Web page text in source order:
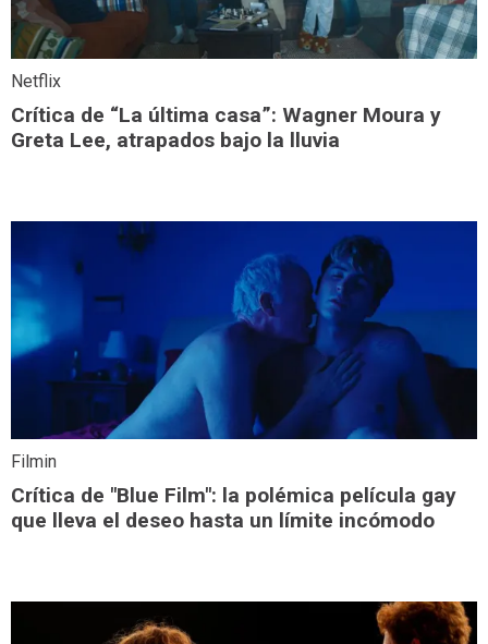
Netflix
Crítica de “La última casa”: Wagner Moura y
Greta Lee, atrapados bajo la lluvia
Filmin
Crítica de "Blue Film": la polémica película gay
que lleva el deseo hasta un límite incómodo